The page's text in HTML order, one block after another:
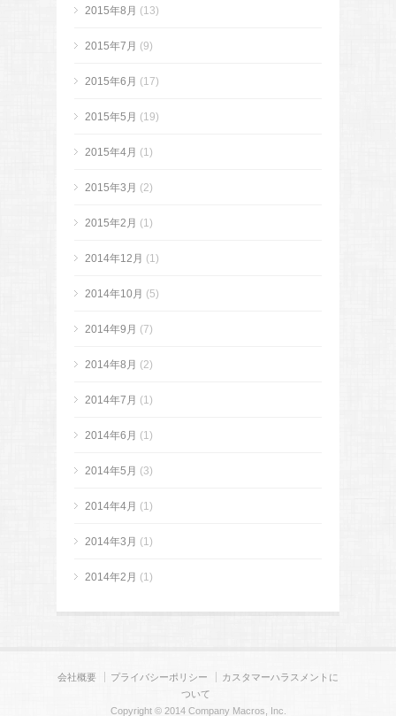
2015年8月 (13)
2015年7月 (9)
2015年6月 (17)
2015年5月 (19)
2015年4月 (1)
2015年3月 (2)
2015年2月 (1)
2014年12月 (1)
2014年10月 (5)
2014年9月 (7)
2014年8月 (2)
2014年7月 (1)
2014年6月 (1)
2014年5月 (3)
2014年4月 (1)
2014年3月 (1)
2014年2月 (1)
会社概要 プライバシーポリシー
カスタマーハラスメントに
ついて
Copyright © 2014 Company Macros, Inc.